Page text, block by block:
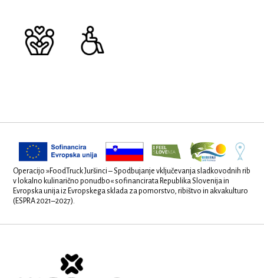
Operacijo »FoodTruck Juršinci – Spodbujanje vključevanja sladkovodnih rib
v lokalno kulinarično ponudbo« sofinancirata Republika Slovenija in
Evropska unija iz Evropskega sklada za pomorstvo, ribištvo in akvakulturo
(ESPRA 2021–2027).